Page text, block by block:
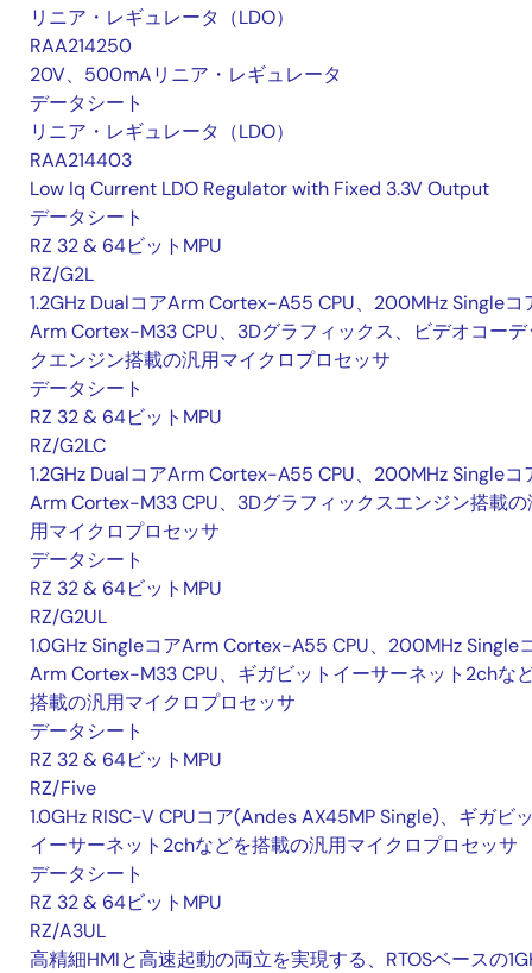
リニア・レギュレータ（LDO）
RAA214250
20V、500mAリニア・レギュレータ
データシート
リニア・レギュレータ（LDO）
RAA214403
Low Iq Current LDO Regulator with Fixed 3.3V Output
データシート
RZ 32 & 64ビットMPU
RZ/G2L
1.2GHz DualコアArm Cortex-A55 CPU、200MHz Singleコ
Arm Cortex-M33 CPU、3Dグラフィックス、ビデオコーデ
クエンジン搭載の汎用マイクロプロセッサ
データシート
RZ 32 & 64ビットMPU
RZ/G2LC
1.2GHz DualコアArm Cortex-A55 CPU、200MHz Singleコ
Arm Cortex-M33 CPU、3Dグラフィックスエンジン搭載の
用マイクロプロセッサ
データシート
RZ 32 & 64ビットMPU
RZ/G2UL
1.0GHz SingleコアArm Cortex-A55 CPU、200MHz Single
Arm Cortex-M33 CPU、ギガビットイーサーネット2chな
搭載の汎用マイクロプロセッサ
データシート
RZ 32 & 64ビットMPU
RZ/Five
1.0GHz RISC-V CPUコア(Andes AX45MP Single)、ギガビ
イーサーネット2chなどを搭載の汎用マイクロプロセッサ
データシート
RZ 32 & 64ビットMPU
RZ/A3UL
高精細HMIと高速起動の両立を実現する、RTOSベースの